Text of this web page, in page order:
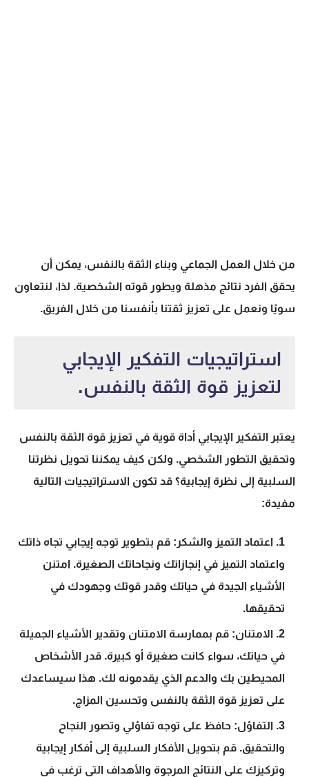
من خلال العمل الجماعي وبناء الثقة بالنفس، يمكن أن
يحقق الفرد نتائج مذهلة ويطور قوته الشخصية. لذا، لنتعاون
سويًا ونعمل على تعزيز ثقتنا بأنفسنا من خلال الفريق.
استراتيجيات التفكير الإيجابي
لتعزيز قوة الثقة بالنفس.
يعتبر التفكير الإيجابي أداة قوية في تعزيز قوة الثقة بالنفس
وتحقيق التطور الشخصي. ولكن كيف يمكننا تحويل نظرتنا
السلبية إلى نظرة إيجابية؟ قد تكون الاستراتيجيات التالية
مفيدة:
اعتماد التميز والشكر: قم بتطوير توجه إيجابي تجاه ذاتك
واعتماد التميز في إنجازاتك ونجاحاتك الصغيرة. امتنن
الأشياء الجيدة في حياتك وقدر قوتك وجهودك في
تحقيقها.
الامتنان: قم بممارسة الامتنان وتقدير الأشياء الجميلة
في حياتك، سواء كانت صغيرة أو كبيرة. قدر الأشخاص
المحيطين بك والدعم الذي يقدمونه لك. هذا سيساعدك
على تعزيز قوة الثقة بالنفس وتحسين المزاج.
التفاؤل: حافظ على توجه تفاؤلي وتصور النجاح
والتحقيق. قم بتحويل الأفكار السلبية إلى أفكار إيجابية
وتركيزك على النتائج المرجوة والأهداف التي ترغب في